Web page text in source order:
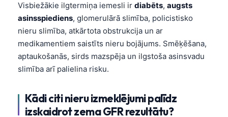
Visbiežākie ilgtermiņa iemesli ir diabēts, augsts
asinsspiediens, glomerulārā slimība, policistisko
nieru slimība, atkārtota obstrukcija un ar
medikamentiem saistīts nieru bojājums. Smēķēšana,
aptaukošanās, sirds mazspēja un ilgstoša asinsvadu
slimība arī palielina risku.
Kādi citi nieru izmeklējumi palīdz
izskaidrot zema GFR rezultātu?